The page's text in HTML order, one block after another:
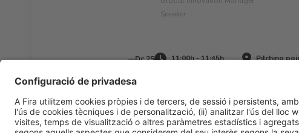
Speaker
Dc 25 11:00h - 11:45h Pitching